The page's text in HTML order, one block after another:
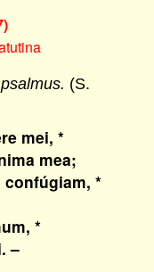
(S.
mei, *
mea;
*
*
–